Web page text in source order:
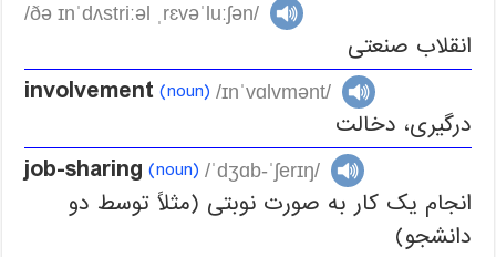
/ðə ɪnˈdʌstriːəl ˌrɛvəˈluːʃən/
انقلاب صنعتی
involvement (noun) /ɪnˈvɑlvmənt/
درگیری، دخالت
job-sharing (noun) /ˈdʒɑb-ˈʃerɪŋ/
انجام یک کار به صورت نوبتی (مثلاً توسط دو
دانشجو)